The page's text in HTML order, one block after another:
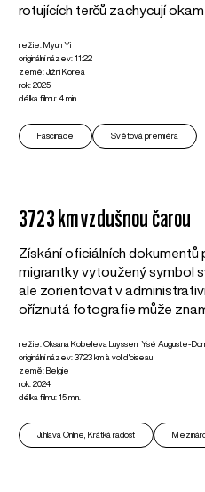
rotujících terčů zachycují
režie: Myun Yi
originální název: 11:22
země: Jižní Korea
rok: 2025
délka filmu: 4 min.
Fascinace Světová premiéra
3723 km vzdušnou čarou
Získání oficiálních dokumentů
migrantky vytoužený symbol
ale zorientovat v
oříznutá fotografie může
režie: Oksana Kobeleva Luyssen, Ysé Auguste-
originální název: 3723 km à vol d'oiseau
země: Belgie
rok: 2024
délka filmu: 15 min.
Ji.hlava Online, Krátká radost